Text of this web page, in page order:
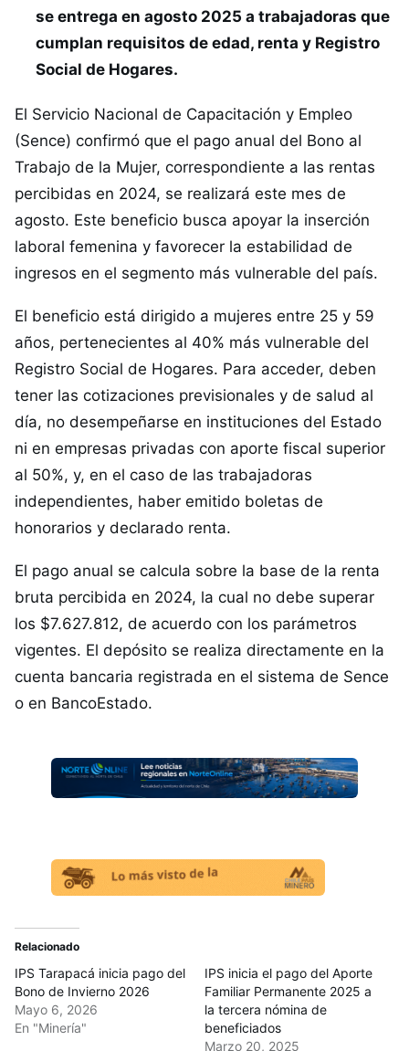
se entrega en agosto 2025 a trabajadoras que
cumplan requisitos de edad, renta y Registro
Social de Hogares.
El Servicio Nacional de Capacitación y Empleo
(Sence) confirmó que el pago anual del Bono al
Trabajo de la Mujer, correspondiente a las rentas
percibidas en 2024, se realizará este mes de
agosto. Este beneficio busca apoyar la inserción
laboral femenina y favorecer la estabilidad de
ingresos en el segmento más vulnerable del país.
El beneficio está dirigido a mujeres entre 25 y 59
años, pertenecientes al 40% más vulnerable del
Registro Social de Hogares. Para acceder, deben
tener las cotizaciones previsionales y de salud al
día, no desempeñarse en instituciones del Estado
ni en empresas privadas con aporte fiscal superior
al 50%, y, en el caso de las trabajadoras
independientes, haber emitido boletas de
honorarios y declarado renta.
El pago anual se calcula sobre la base de la renta
bruta percibida en 2024, la cual no debe superar
los $7.627.812, de acuerdo con los parámetros
vigentes. El depósito se realiza directamente en la
cuenta bancaria registrada en el sistema de Sence
o en BancoEstado.
Relacionado
IPS Tarapacá inicia pago del
Bono de Invierno 2026
Mayo 6, 2026
En "Minería"
IPS inicia el pago del Aporte
Familiar Permanente 2025 a
la tercera nómina de
beneficiados
Marzo 20, 2025